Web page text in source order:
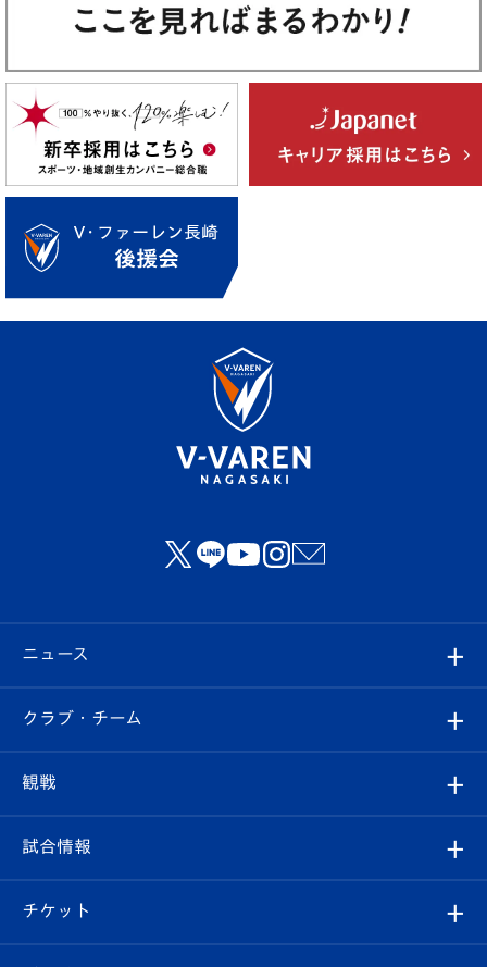
ニュース
すべて
クラブ
試合情報
クラブ・チーム
クラブ概要
エンブレム紹介
観戦
観戦ルール
はじめての観戦ガイド
試合情報
試合日程/結果
チケット